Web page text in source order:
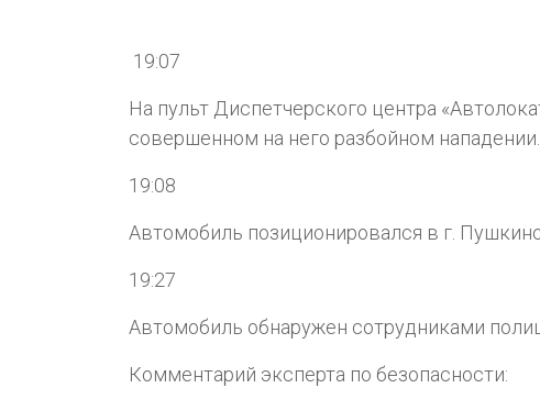
19:07
На пульт Диспетчерского центра
совершенном на него разбойном нападении.
19:08
Автомобиль позиционировался в г.
19:27
Автомобиль обнаружен сотрудниками
Комментарий эксперта по безопасности: